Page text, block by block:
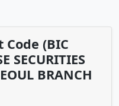
Code (BIC
SECURITIES
BRANCH